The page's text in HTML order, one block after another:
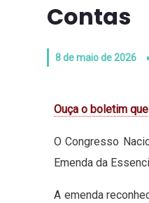
Contas
8 de maio de 2026
Ouça o boletim
O Congresso
Emenda da
A emenda